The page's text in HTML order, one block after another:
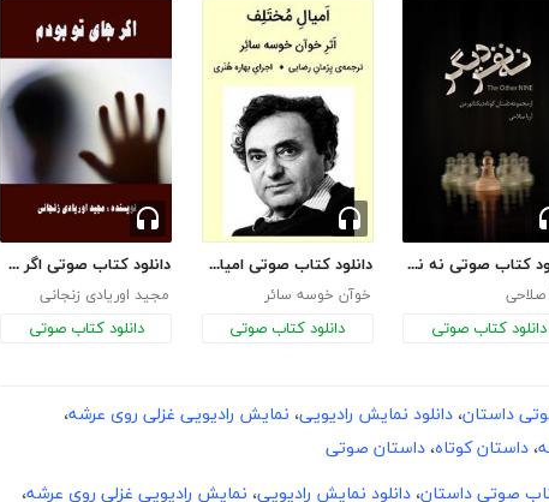
دانلود کتاب صوتی نه نفر دیگر
صلاحی
دانلود کتاب صوتی
دانلود کتاب صوتی امیال مختلف
خوآن خوسه سائر
دانلود کتاب صوتی
دانلود کتاب صوتی اگر جای تو بودم
مجید اوریادی زنجانی
دانلود کتاب صوتی
داستان، دانلود نمایش رادیویی، نمایش رادیویی غزلی روی عرشه،
، داستان کوتاه، داستان صوتی
صوتی داستان، دانلود نمایش رادیویی، نمایش رادیویی غزلی روی عرشه،